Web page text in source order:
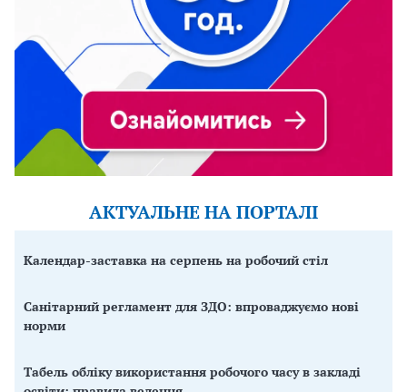
АКТУАЛЬНЕ НА ПОРТАЛІ
Календар-заставка на серпень на робочий стіл
Санітарний регламент для ЗДО: впроваджуємо нові
норми
Табель обліку використання робочого часу в закладі